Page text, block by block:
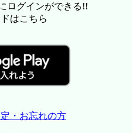
ログインができる!!
はこちら
・お忘れの方